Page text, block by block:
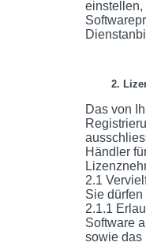
einstellen,
2.
Das von
Händler
2.1
Sie
2.1.1
Software
sowie das